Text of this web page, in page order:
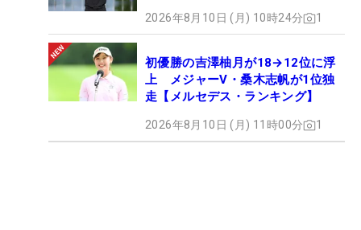
2026年8月10日 (月) 10時24分 1
初優勝の吉澤柚月が18→12位に浮
上 メジャーV・桑木志帆が1位独
走【メルセデス・ランキング】
2026年8月10日 (月) 11時00分 1